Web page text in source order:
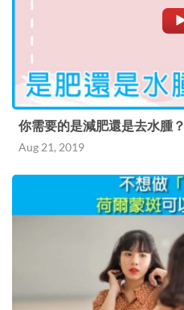
你需要的是減肥還是去水腫？
Aug 21, 2019